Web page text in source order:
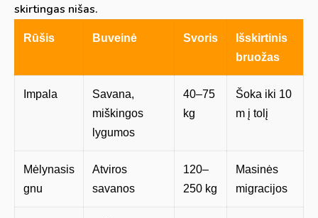
skirtingas nišas.
Rūšis Buveinė Svoris
Išskirtinis
bruožas
Impala
Savana,
miškingos
lygumos
40–75
kg
Šoka iki 10
m į tolį
Mėlynasis
gnu
Atviros
savanos
120–
250 kg
Masinės
migracijos